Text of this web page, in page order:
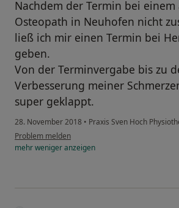
Nachdem der Termin bei einem
Osteopath in Neuhofen nicht
ließ ich mir einen Termin bei
geben.
Von der Terminvergabe bis zu
Verbesserung meiner
super geklappt.
28. November 2018 • Praxis Sven Hoch
Problem melden
mehrwenigeranzeigen